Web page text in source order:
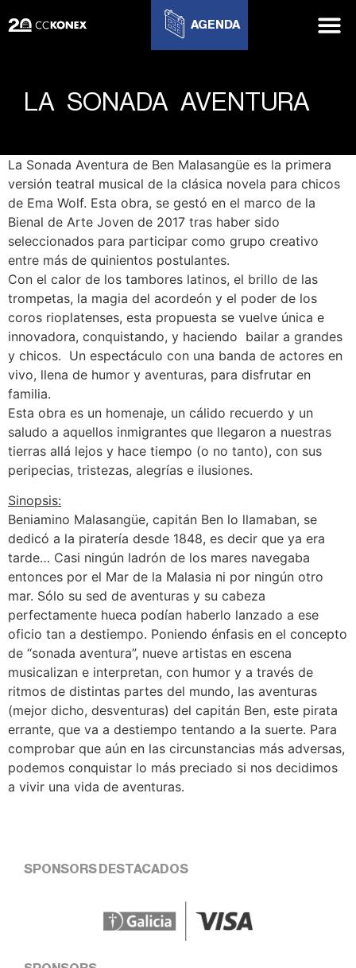
AGENDA
LA SONADA AVENTURA
La Sonada Aventura de Ben Malasangüe es la primera
versión teatral musical de la clásica novela para chicos
de Ema Wolf. Esta obra, se gestó en el marco de la
Bienal de Arte Joven de 2017 tras haber sido
seleccionados para participar como grupo creativo
entre más de quinientos postulantes.
Con el calor de los tambores latinos, el brillo de las
trompetas, la magia del acordeón y el poder de los
coros rioplatenses, esta propuesta se vuelve única e
innovadora, conquistando, y haciendo bailar a grandes
y chicos. Un espectáculo con una banda de actores en
vivo, llena de humor y aventuras, para disfrutar en
familia.
Esta obra es un homenaje, un cálido recuerdo y un
saludo a aquellos inmigrantes que llegaron a nuestras
tierras allá lejos y hace tiempo (o no tanto), con sus
peripecias, tristezas, alegrías e ilusiones.
Sinopsis:
Beniamino Malasangüe, capitán Ben lo llamaban, se
dedicó a la piratería desde 1848, es decir que ya era
tarde… Casi ningún ladrón de los mares navegaba
entonces por el Mar de la Malasia ni por ningún otro
mar. Sólo su sed de aventuras y su cabeza
perfectamente hueca podían haberlo lanzado a ese
oficio tan a destiempo. Poniendo énfasis en el concepto
de “sonada aventura”, nueve artistas en escena
musicalizan e interpretan, con humor y a través de
ritmos de distintas partes del mundo, las aventuras
(mejor dicho, desventuras) del capitán Ben, este pirata
errante, que va a destiempo tentando a la suerte. Para
comprobar que aún en las circunstancias más adversas,
podemos conquistar lo más preciado si nos decidimos
a vivir una vida de aventuras.
SPONSORS DESTACADOS